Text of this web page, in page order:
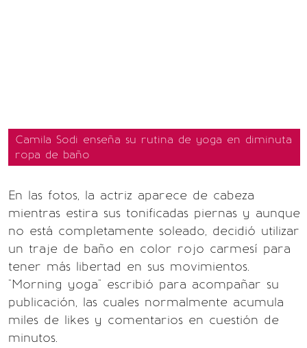
Camila Sodi enseña su rutina de yoga en diminuta
ropa de baño
En las fotos, la actriz aparece de cabeza
mientras estira sus tonificadas piernas y aunque
no está completamente soleado, decidió utilizar
un traje de baño en color rojo carmesí para
tener más libertad en sus movimientos.
"Morning yoga" escribió para acompañar su
publicación, las cuales normalmente acumula
miles de likes y comentarios en cuestión de
minutos.